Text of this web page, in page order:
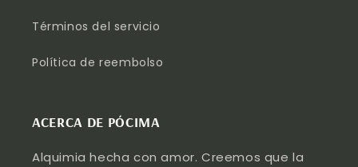
Términos del servicio
Política de reembolso
ACERCA DE PÓCIMA
Alquimia hecha con amor. Creemos que la